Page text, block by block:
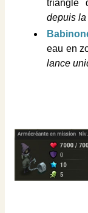
triangle
depuis la
eau en
lance